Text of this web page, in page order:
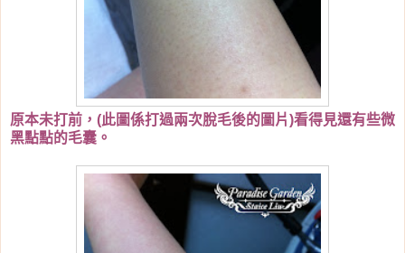
原本未打前，(此圖係打過兩次脫毛後的圖片)看得見還有些微
黑點點的毛囊。